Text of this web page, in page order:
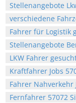
Stellenangebote
verschiedene
Fahrer für Logistik
Stellenangebote
LKW Fahrer
Kraftfahrer Jobs
Fahrer Nahverkehr
Fernfahrer 57072